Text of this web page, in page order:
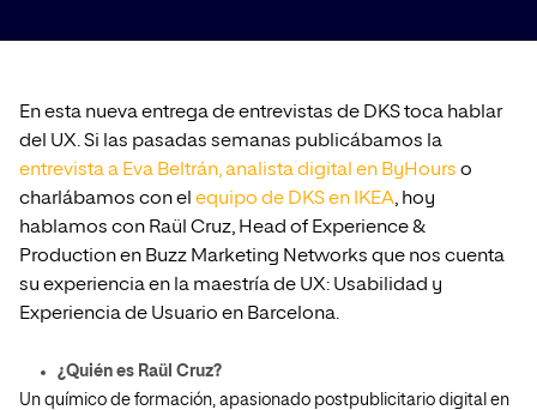
En esta nueva entrega de entrevistas de DKS toca hablar
del UX. Si las pasadas semanas publicábamos la
entrevista a Eva Beltrán, analista digital en ByHours o
charlábamos con el equipo de DKS en IKEA, hoy
hablamos con Raül Cruz, Head of Experience &
Production en Buzz Marketing Networks que nos cuenta
su experiencia en la maestría de UX: Usabilidad y
Experiencia de Usuario en Barcelona.
¿Quién es Raül Cruz?
Un químico de formación, apasionado postpublicitario digital en